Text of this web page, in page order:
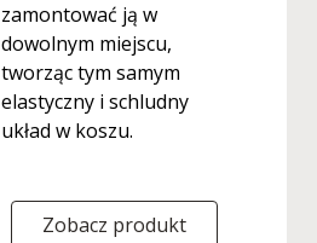
zamontować ją w
dowolnym miejscu,
tworząc tym samym
elastyczny i schludny
układ w koszu.
Zobacz produkt